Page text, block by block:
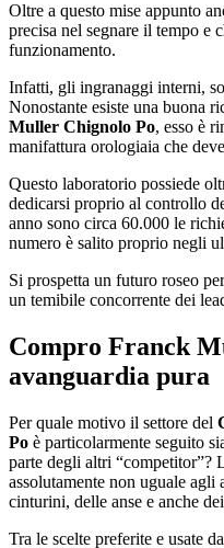
Oltre a questo mise appunto
precisa nel segnare il tempo e
funzionamento.
Infatti, gli ingranaggi interni,
Nonostante esiste una buona
Muller Chignolo Po, esso è
manifattura orologiaia che
Questo laboratorio possiede
dedicarsi proprio al controllo
anno sono circa 60.000 le
numero è salito proprio negli
Si prospetta un futuro roseo
un temibile concorrente dei
Compro Franck
avanguardia pura
Per quale motivo il settore del
Po è particolarmente seguito
parte degli altri “competitor”?
assolutamente non uguale
cinturini, delle anse e anche
Tra le scelte preferite e usate